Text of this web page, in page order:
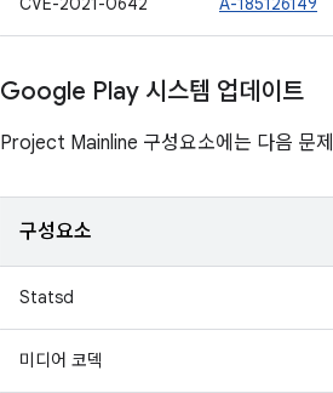
Google Play 시스템 업데이트
Project Mainline 구성요소에는 다음 문
구성요소
Statsd
미디어 코덱